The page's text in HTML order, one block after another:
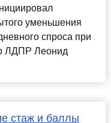
уменьшения
спроса при
ЛДПР Леонид
стаж и баллы